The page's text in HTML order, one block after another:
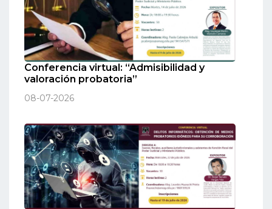
Conferencia virtual: “Admisibilidad y
valoración probatoria”
08-07-2026